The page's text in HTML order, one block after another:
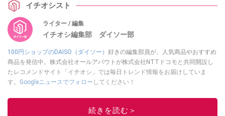
イチオシスト
ライター / 編集
イチオシ編集部 ダイソー部
100円ショップのDAISO（ダイソー） 好きの編集部員が、人気商品やおすすめ
商品を発信中。株式会社オールアバウトが株式会社NTTドコモと共同開設し
たレコメンドサイト「イチオシ」では毎日トレンド情報をお届けしていま
す。 Googleニュースでフォロー してください！
このイチオシストの他の記事を読む
続きを読む＞